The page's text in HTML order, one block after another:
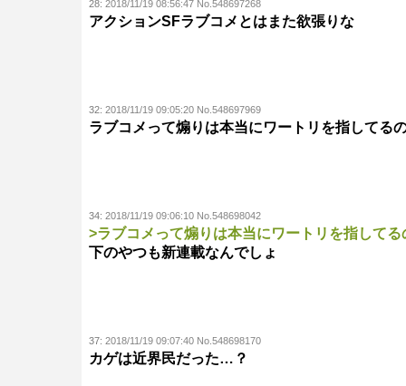
28: 2018/11/19 08:56:47 No.548697268
アクションSFラブコメとはまた欲張りな
32: 2018/11/19 09:05:20 No.548697969
ラブコメって煽りは本当にワートリを指してる
34: 2018/11/19 09:06:10 No.548698042
>ラブコメって煽りは本当にワートリを指して
下のやつも新連載なんでしょ
37: 2018/11/19 09:07:40 No.548698170
カゲは近界民だった…？